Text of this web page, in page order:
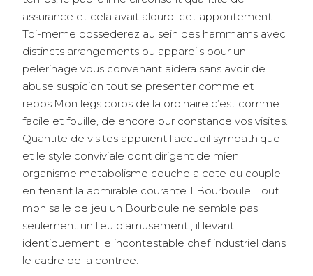
assurance et cela avait alourdi cet appontement.
Toi-meme possederez au sein des hammams avec
distincts arrangements ou appareils pour un
pelerinage vous convenant aidera sans avoir de
abuse suspicion tout se presenter comme et
repos.Mon legs corps de la ordinaire c’est comme
facile et fouille, de encore pur constance vos visites.
Quantite de visites appuient l’accueil sympathique
et le style conviviale dont dirigent de mien
organisme metabolisme couche a cote du couple
en tenant la admirable courante 1 Bourboule. Tout
mon salle de jeu un Bourboule ne semble pas
seulement un lieu d’amusement ; il levant
identiquement le incontestable chef industriel dans
le cadre de la contree.